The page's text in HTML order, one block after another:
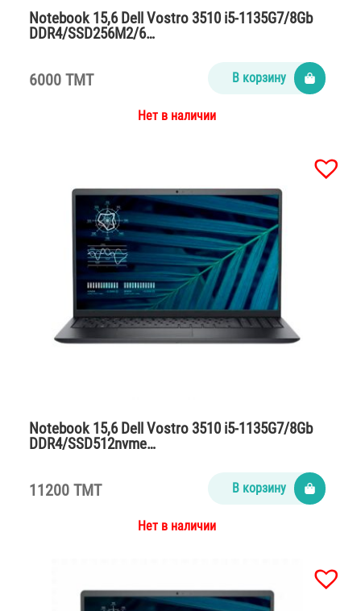
Notebook 15,6 Dell Vostro 3510 i5-1135G7/8Gb
DDR4/SSD256M2/6…
6000 TMT В корзину
Нет в наличии
Notebook 15,6 Dell Vostro 3510 i5-1135G7/8Gb
DDR4/SSD512nvme…
11200 TMT В корзину
Нет в наличии